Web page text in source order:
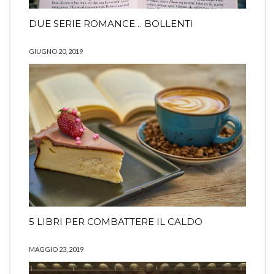
DUE SERIE ROMANCE… BOLLENTI
GIUGNO 20, 2019
5 LIBRI PER COMBATTERE IL CALDO
MAGGIO 23, 2019